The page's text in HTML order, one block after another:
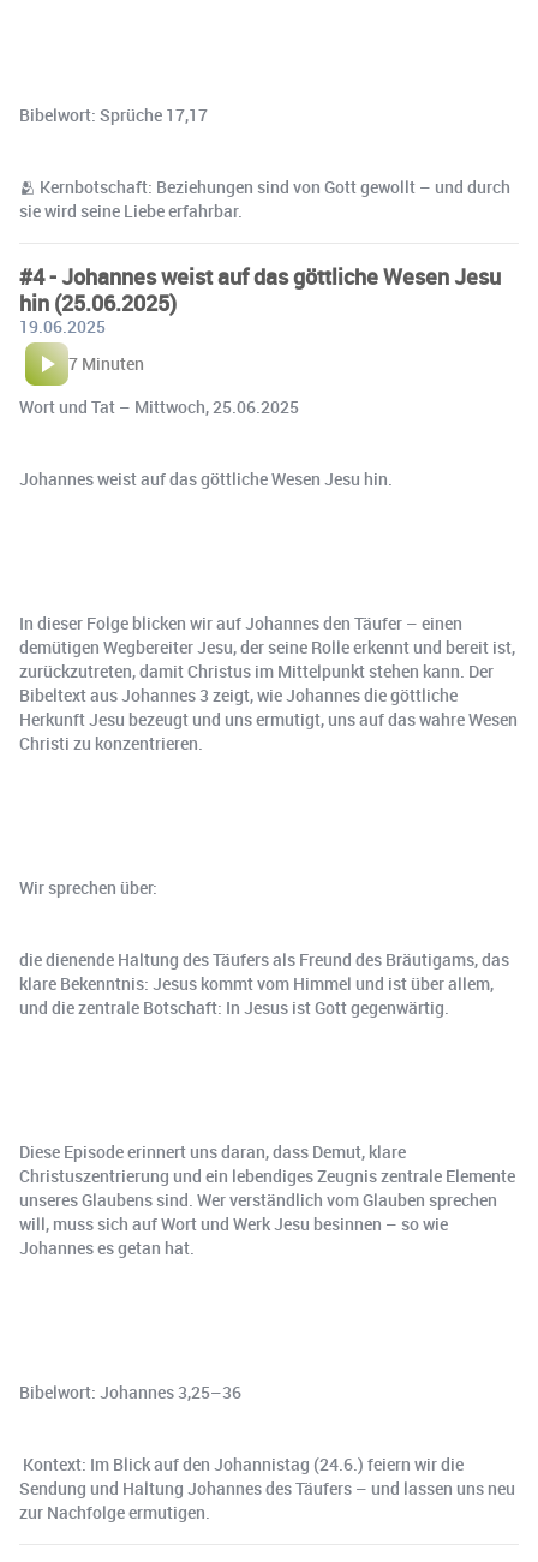
Bibelwort: Sprüche 17,17
🫂 Kernbotschaft: Beziehungen sind von Gott gewollt – und durch
sie wird seine Liebe erfahrbar.
#4 - Johannes weist auf das göttliche Wesen Jesu
hin (25.06.2025)
19.06.2025
7 Minuten
Wort und Tat – Mittwoch, 25.06.2025
Johannes weist auf das göttliche Wesen Jesu hin.
In dieser Folge blicken wir auf Johannes den Täufer – einen
demütigen Wegbereiter Jesu, der seine Rolle erkennt und bereit ist,
zurückzutreten, damit Christus im Mittelpunkt stehen kann. Der
Bibeltext aus Johannes 3 zeigt, wie Johannes die göttliche
Herkunft Jesu bezeugt und uns ermutigt, uns auf das wahre Wesen
Christi zu konzentrieren.
Wir sprechen über:
die dienende Haltung des Täufers als Freund des Bräutigams, das
klare Bekenntnis: Jesus kommt vom Himmel und ist über allem,
und die zentrale Botschaft: In Jesus ist Gott gegenwärtig.
Diese Episode erinnert uns daran, dass Demut, klare
Christuszentrierung und ein lebendiges Zeugnis zentrale Elemente
unseres Glaubens sind. Wer verständlich vom Glauben sprechen
will, muss sich auf Wort und Werk Jesu besinnen – so wie
Johannes es getan hat.
Bibelwort: Johannes 3,25–36
️ Kontext: Im Blick auf den Johannistag (24.6.) feiern wir die
Sendung und Haltung Johannes des Täufers – und lassen uns neu
zur Nachfolge ermutigen.